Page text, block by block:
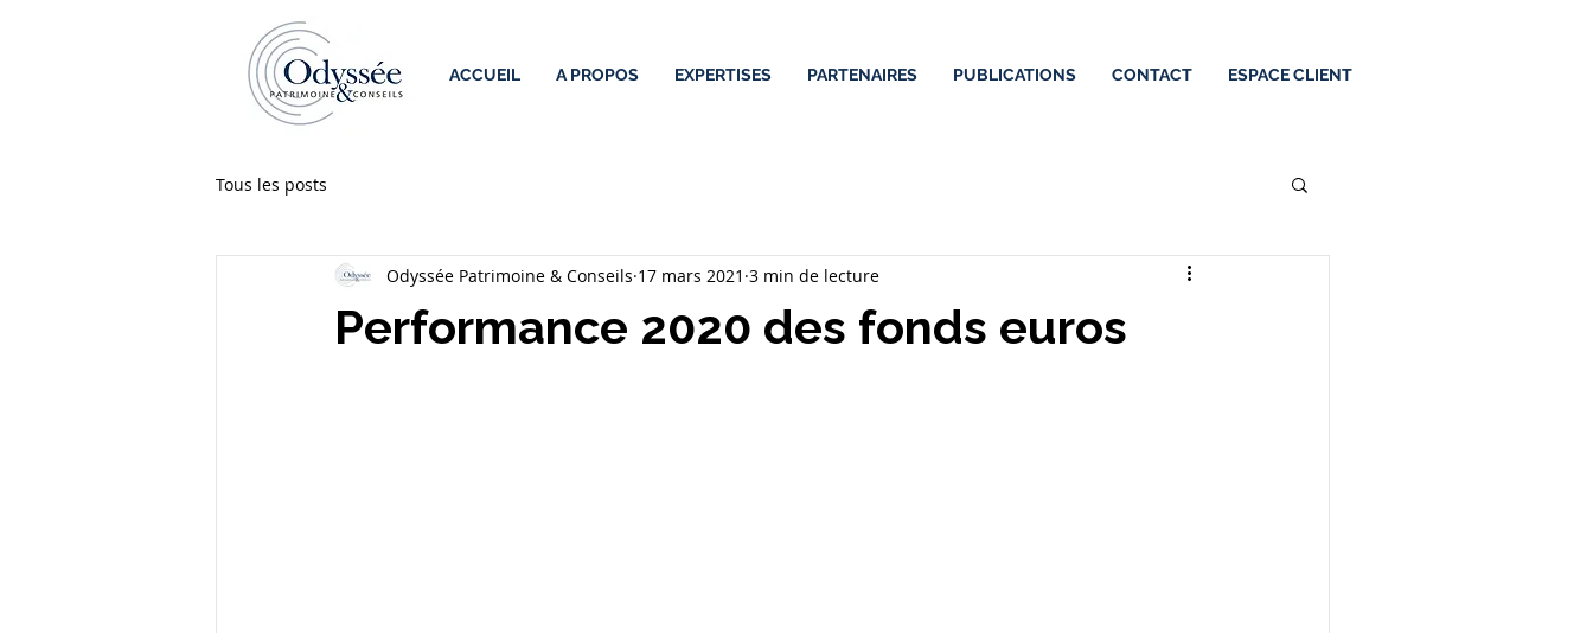
ACCUEIL A PROPOS EXPERTISES PARTENAIRES PUBLICATIONS CONTACT ESPACE CLIENT
Tous les posts
Performance 2020 des fonds euros
Odyssée Patrimoine & Conseils 17 mars 2021 3 min de lecture